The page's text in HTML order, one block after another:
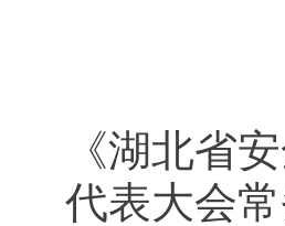
《湖北省
代表大会